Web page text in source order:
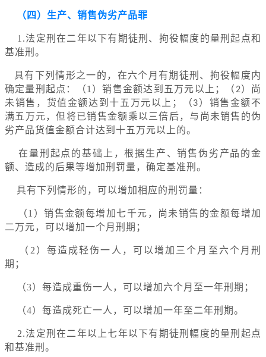
（四）生产、销售伪劣产品罪
1.法定刑在二年以下有期徒刑、拘役幅度的量刑起点和
基准刑。
具有下列情形之一的，在六个月有期徒刑、拘役幅度内
确定量刑起点：（1）销售金额达到五万元以上；（2）尚
未销售，货值金额达到十五万元以上；（3）销售金额不
满五万元，但将已销售金额乘以三倍后，与尚未销售的伪
劣产品货值金额合计达到十五万元以上的。
在量刑起点的基础上，根据生产、销售伪劣产品的金
额、造成的后果等增加刑罚量，确定基准刑。
具有下列情形的，可以增加相应的刑罚量：
（1）销售金额每增加七千元，尚未销售的金额每增加
二万元，可以增加一个月刑期；
（2）每造成轻伤一人，可以增加三个月至六个月刑
期；
（3）每造成重伤一人，可以增加六个月至一年刑期；
（4）每造成死亡一人，可以增加一年至二年刑期。
2.法定刑在二年以上七年以下有期徒刑幅度的量刑起点
和基准刑。